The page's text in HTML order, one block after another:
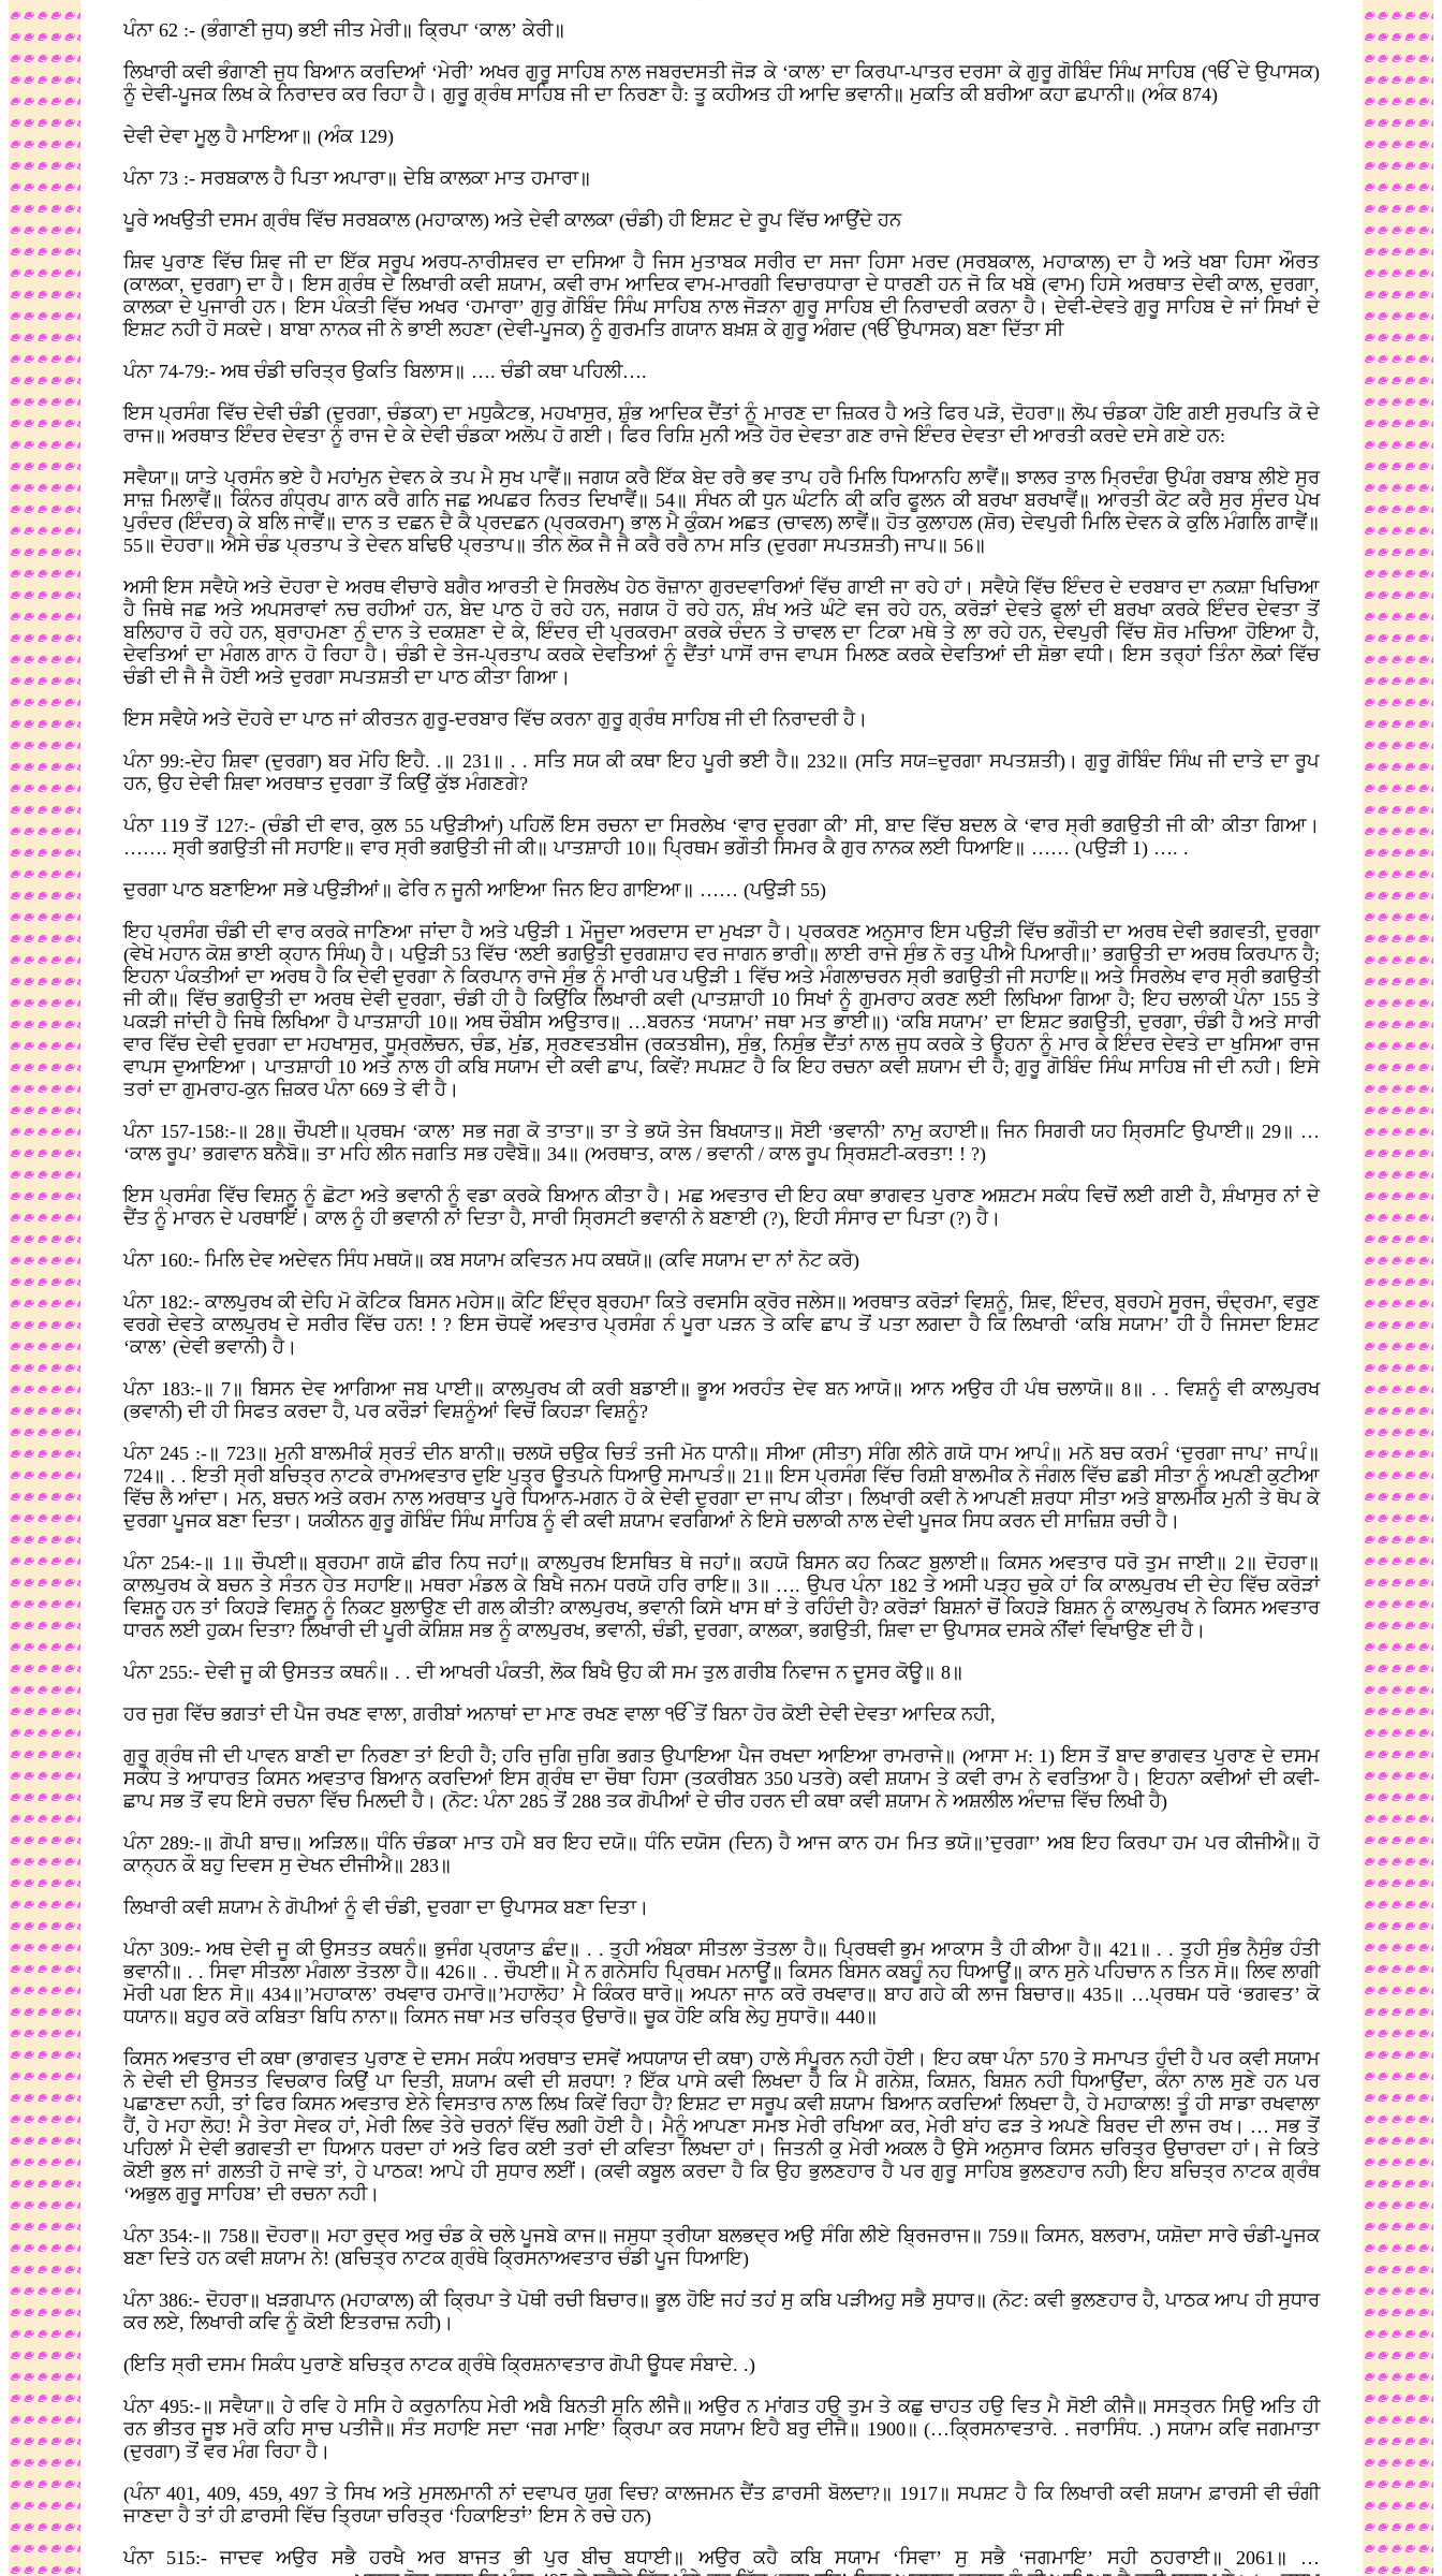
ਪੰਨਾ 62 :- (ਭੰਗਾਣੀ ਜੁਧ) ਭਈ ਜੀਤ ਮੇਰੀ॥ ਕ੍ਰਿਪਾ ‘ਕਾਲ’ ਕੇਰੀ॥
ਲਿਖਾਰੀ ਕਵੀ ਭੰਗਾਣੀ ਜੁਧ ਬਿਆਨ ਕਰਦਿਆਂ ‘ਮੇਰੀ’ ਅਖਰ ਗੁਰੂ ਸਾਹਿਬ ਨਾਲ ਜਬਰਦਸਤੀ ਜੋੜ ਕੇ ‘ਕਾਲ’ ਦਾ ਕਿਰਪਾ-ਪਾਤਰ ਦਰਸਾ ਕੇ ਗੁਰੂ ਗੋਬਿੰਦ ਸਿੰਘ ਸਾਹਿਬ (ੴ ਦੇ ਉਪਾਸਕ)
ਨੂੰ ਦੇਵੀ-ਪੂਜਕ ਲਿਖ ਕੇ ਨਿਰਾਦਰ ਕਰ ਰਿਹਾ ਹੈ। ਗੁਰੂ ਗ੍ਰੰਥ ਸਾਹਿਬ ਜੀ ਦਾ ਨਿਰਣਾ ਹੈ: ਤੂ ਕਹੀਅਤ ਹੀ ਆਦਿ ਭਵਾਨੀ॥ ਮੁਕਤਿ ਕੀ ਬਰੀਆ ਕਹਾ ਛਪਾਨੀ॥ (ਅੰਕ 874)
ਦੇਵੀ ਦੇਵਾ ਮੂਲੁ ਹੈ ਮਾਇਆ॥ (ਅੰਕ 129)
ਪੰਨਾ 73 :- ਸਰਬਕਾਲ ਹੈ ਪਿਤਾ ਅਪਾਰਾ॥ ਦੇਬਿ ਕਾਲਕਾ ਮਾਤ ਹਮਾਰਾ॥
ਪੂਰੇ ਅਖਉਤੀ ਦਸਮ ਗ੍ਰੰਥ ਵਿੱਚ ਸਰਬਕਾਲ (ਮਹਾਕਾਲ) ਅਤੇ ਦੇਵੀ ਕਾਲਕਾ (ਚੰਡੀ) ਹੀ ਇਸ਼ਟ ਦੇ ਰੂਪ ਵਿੱਚ ਆਉਂਦੇ ਹਨ
ਸ਼ਿਵ ਪੁਰਾਣ ਵਿੱਚ ਸ਼ਿਵ ਜੀ ਦਾ ਇੱਕ ਸਰੂਪ ਅਰਧ-ਨਾਰੀਸ਼ਵਰ ਦਾ ਦਸਿਆ ਹੈ ਜਿਸ ਮੁਤਾਬਕ ਸਰੀਰ ਦਾ ਸਜਾ ਹਿਸਾ ਮਰਦ (ਸਰਬਕਾਲ, ਮਹਾਕਾਲ) ਦਾ ਹੈ ਅਤੇ ਖਬਾ ਹਿਸਾ ਔਰਤ
(ਕਾਲਕਾ, ਦੁਰਗਾ) ਦਾ ਹੈ। ਇਸ ਗ੍ਰੰਥ ਦੇ ਲਿਖਾਰੀ ਕਵੀ ਸ਼ਯਾਮ, ਕਵੀ ਰਾਮ ਆਦਿਕ ਵਾਮ-ਮਾਰਗੀ ਵਿਚਾਰਧਾਰਾ ਦੇ ਧਾਰਣੀ ਹਨ ਜੋ ਕਿ ਖਬੇ (ਵਾਮ) ਹਿਸੇ ਅਰਥਾਤ ਦੇਵੀ ਕਾਲ, ਦੁਰਗਾ,
ਕਾਲਕਾ ਦੇ ਪੁਜਾਰੀ ਹਨ। ਇਸ ਪੰਕਤੀ ਵਿੱਚ ਅਖਰ ‘ਹਮਾਰਾ’ ਗੁਰੁ ਗੋਬਿੰਦ ਸਿੰਘ ਸਾਹਿਬ ਨਾਲ ਜੋੜਨਾ ਗੁਰੂ ਸਾਹਿਬ ਦੀ ਨਿਰਾਦਰੀ ਕਰਨਾ ਹੈ। ਦੇਵੀ-ਦੇਵਤੇ ਗੁਰੂ ਸਾਹਿਬ ਦੇ ਜਾਂ ਸਿਖਾਂ ਦੇ
ਇਸ਼ਟ ਨਹੀ ਹੋ ਸਕਦੇ। ਬਾਬਾ ਨਾਨਕ ਜੀ ਨੇ ਭਾਈ ਲਹਣਾ (ਦੇਵੀ-ਪੂਜਕ) ਨੂੰ ਗੁਰਮਤਿ ਗਯਾਨ ਬਖ਼ਸ਼ ਕੇ ਗੁਰੂ ਅੰਗਦ (ੴ ਉਪਾਸਕ) ਬਣਾ ਦਿੱਤਾ ਸੀ
ਪੰਨਾ 74-79:- ਅਥ ਚੰਡੀ ਚਰਿਤ੍ਰ ਉਕਤਿ ਬਿਲਾਸ॥ …. ਚੰਡੀ ਕਥਾ ਪਹਿਲੀ….
ਇਸ ਪ੍ਰਸੰਗ ਵਿੱਚ ਦੇਵੀ ਚੰਡੀ (ਦੁਰਗਾ, ਚੰਡਕਾ) ਦਾ ਮਧੁਕੈਟਭ, ਮਹਖਾਸੁਰ, ਸ਼ੁੰਭ ਆਦਿਕ ਦੈਂਤਾਂ ਨੂੰ ਮਾਰਣ ਦਾ ਜ਼ਿਕਰ ਹੈ ਅਤੇ ਫਿਰ ਪੜੋ, ਦੋਹਰਾ॥ ਲੋਪ ਚੰਡਕਾ ਹੋਇ ਗਈ ਸੁਰਪਤਿ ਕੋ ਦੇ
ਰਾਜ॥ ਅਰਥਾਤ ਇੰਦਰ ਦੇਵਤਾ ਨੂੰ ਰਾਜ ਦੇ ਕੇ ਦੇਵੀ ਚੰਡਕਾ ਅਲੋਪ ਹੋ ਗਈ। ਫਿਰ ਰਿਸ਼ਿ ਮੁਨੀ ਅਤੇ ਹੋਰ ਦੇਵਤਾ ਗਣ ਰਾਜੇ ਇੰਦਰ ਦੇਵਤਾ ਦੀ ਆਰਤੀ ਕਰਦੇ ਦਸੇ ਗਏ ਹਨ:
ਸਵੈਯਾ॥ ਯਾਤੇ ਪ੍ਰਸੰਨ ਭਏ ਹੈ ਮਹਾਂਮੁਨ ਦੇਵਨ ਕੇ ਤਪ ਮੈ ਸੁਖ ਪਾਵੈਂ॥ ਜਗਯ ਕਰੈ ਇੱਕ ਬੇਦ ਰਰੈ ਭਵ ਤਾਪ ਹਰੈ ਮਿਲਿ ਧਿਆਨਹਿ ਲਾਵੈਂ॥ ਝਾਲਰ ਤਾਲ ਮ੍ਰਿਦੰਗ ਉਪੰਗ ਰਬਾਬ ਲੀਏ ਸੁਰ
ਸਾਜ਼ ਮਿਲਾਵੈਂ॥ ਕਿੰਨਰ ਗੰਧ੍ਰਪ ਗਾਨ ਕਰੈ ਗਨਿ ਜਛ ਅਪਛਰ ਨਿਰਤ ਦਿਖਾਵੈਂ॥ 54॥ ਸੰਖਨ ਕੀ ਧੁਨ ਘੰਟਨਿ ਕੀ ਕਰਿ ਫੂਲਨ ਕੀ ਬਰਖਾ ਬਰਖਾਵੈਂ॥ ਆਰਤੀ ਕੋਟ ਕਰੈ ਸੁਰ ਸੁੰਦਰ ਪੇਖ
ਪੁਰੰਦਰ (ਇੰਦਰ) ਕੇ ਬਲਿ ਜਾਵੈਂ॥ ਦਾਨ ਤ ਦਛਨ ਦੈ ਕੈ ਪ੍ਰਦਛਨ (ਪ੍ਰਕਰਮਾ) ਭਾਲ ਮੈ ਕੁੰਕਮ ਅਛਤ (ਚਾਵਲ) ਲਾਵੈਂ॥ ਹੋਤ ਕੁਲਾਹਲ (ਸ਼ੋਰ) ਦੇਵਪੁਰੀ ਮਿਲਿ ਦੇਵਨ ਕੇ ਕੁਲਿ ਮੰਗਲਿ ਗਾਵੈਂ॥
55॥ ਦੋਹਰਾ॥ ਐਸੇ ਚੰਡ ਪ੍ਰਤਾਪ ਤੇ ਦੇਵਨ ਬਢਿੳ ਪ੍ਰਤਾਪ॥ ਤੀਨ ਲੋਕ ਜੈ ਜੈ ਕਰੈ ਰਰੈ ਨਾਮ ਸਤਿ (ਦੁਰਗਾ ਸਪਤਸ਼ਤੀ) ਜਾਪ॥ 56॥
ਅਸੀ ਇਸ ਸਵੈਯੇ ਅਤੇ ਦੋਹਰਾ ਦੇ ਅਰਥ ਵੀਚਾਰੇ ਬਗੈਰ ਆਰਤੀ ਦੇ ਸਿਰਲੇਖ ਹੇਠ ਰੋਜ਼ਾਨਾ ਗੁਰਦਵਾਰਿਆਂ ਵਿੱਚ ਗਾਈ ਜਾ ਰਹੇ ਹਾਂ। ਸਵੈਯੇ ਵਿੱਚ ਇੰਦਰ ਦੇ ਦਰਬਾਰ ਦਾ ਨਕਸ਼ਾ ਖਿਚਿਆ
ਹੈ ਜਿਥੇ ਜਛ ਅਤੇ ਅਪਸਰਾਵਾਂ ਨਚ ਰਹੀਆਂ ਹਨ, ਬੇਦ ਪਾਠ ਹੋ ਰਹੇ ਹਨ, ਜਗਯ ਹੋ ਰਹੇ ਹਨ, ਸ਼ੰਖ ਅਤੇ ਘੰਟੇ ਵਜ ਰਹੇ ਹਨ, ਕਰੋੜਾਂ ਦੇਵਤੇ ਫੁਲਾਂ ਦੀ ਬਰਖਾ ਕਰਕੇ ਇੰਦਰ ਦੇਵਤਾ ਤੋਂ
ਬਲਿਹਾਰ ਹੋ ਰਹੇ ਹਨ, ਬ੍ਰਾਹਮਣਾ ਨੁੰ ਦਾਨ ਤੇ ਦਕਸ਼ਣਾ ਦੇ ਕੇ, ਇੰਦਰ ਦੀ ਪ੍ਰਕਰਮਾ ਕਰਕੇ ਚੰਦਨ ਤੇ ਚਾਵਲ ਦਾ ਟਿਕਾ ਮਥੇ ਤੇ ਲਾ ਰਹੇ ਹਨ, ਦੇਵਪੁਰੀ ਵਿੱਚ ਸ਼ੋਰ ਮਚਿਆ ਹੋਇਆ ਹੈ,
ਦੇਵਤਿਆਂ ਦਾ ਮੰਗਲ ਗਾਨ ਹੋ ਰਿਹਾ ਹੈ। ਚੰਡੀ ਦੇ ਤੇਜ-ਪ੍ਰਤਾਪ ਕਰਕੇ ਦੇਵਤਿਆਂ ਨੂੰ ਦੈਂਤਾਂ ਪਾਸੋਂ ਰਾਜ ਵਾਪਸ ਮਿਲਣ ਕਰਕੇ ਦੇਵਤਿਆਂ ਦੀ ਸ਼ੋਭਾ ਵਧੀ। ਇਸ ਤਰ੍ਹਾਂ ਤਿੰਨਾ ਲੋਕਾਂ ਵਿੱਚ
ਚੰਡੀ ਦੀ ਜੈ ਜੈ ਹੋਈ ਅਤੇ ਦੁਰਗਾ ਸਪਤਸ਼ਤੀ ਦਾ ਪਾਠ ਕੀਤਾ ਗਿਆ।
ਇਸ ਸਵੈਯੇ ਅਤੇ ਦੋਹਰੇ ਦਾ ਪਾਠ ਜਾਂ ਕੀਰਤਨ ਗੁਰੂ-ਦਰਬਾਰ ਵਿੱਚ ਕਰਨਾ ਗੁਰੂ ਗ੍ਰੰਥ ਸਾਹਿਬ ਜੀ ਦੀ ਨਿਰਾਦਰੀ ਹੈ।
ਪੰਨਾ 99:-ਦੇਹ ਸ਼ਿਵਾ (ਦੁਰਗਾ) ਬਰ ਮੋਹਿ ਇਹੈ. .॥ 231॥ . . ਸਤਿ ਸਯ ਕੀ ਕਥਾ ਇਹ ਪੂਰੀ ਭਈ ਹੈ॥ 232॥ (ਸਤਿ ਸਯ=ਦੁਰਗਾ ਸਪਤਸ਼ਤੀ)। ਗੁਰੂ ਗੋਬਿੰਦ ਸਿੰਘ ਜੀ ਦਾਤੇ ਦਾ ਰੂਪ
ਹਨ, ਉਹ ਦੇਵੀ ਸ਼ਿਵਾ ਅਰਥਾਤ ਦੁਰਗਾ ਤੋਂ ਕਿਉਂ ਕੁੱਝ ਮੰਗਣਗੇ?
ਪੰਨਾ 119 ਤੋਂ 127:- (ਚੰਡੀ ਦੀ ਵਾਰ, ਕੁਲ 55 ਪਉੜੀਆਂ) ਪਹਿਲੋਂ ਇਸ ਰਚਨਾ ਦਾ ਸਿਰਲੇਖ ‘ਵਾਰ ਦੁਰਗਾ ਕੀ’ ਸੀ, ਬਾਦ ਵਿੱਚ ਬਦਲ ਕੇ ‘ਵਾਰ ਸ੍ਰੀ ਭਗਉਤੀ ਜੀ ਕੀ’ ਕੀਤਾ ਗਿਆ।
……. ਸ੍ਰੀ ਭਗਉਤੀ ਜੀ ਸਹਾਇ॥ ਵਾਰ ਸ੍ਰੀ ਭਗਉਤੀ ਜੀ ਕੀ॥ ਪਾਤਸ਼ਾਹੀ 10॥ ਪ੍ਰਿਥਮ ਭਗੌਤੀ ਸਿਮਰ ਕੈ ਗੁਰ ਨਾਨਕ ਲਈ ਧਿਆਇ॥ …… (ਪਉੜੀ 1) …. .
ਦੁਰਗਾ ਪਾਠ ਬਣਾਇਆ ਸਭੇ ਪਉੜੀਆਂ॥ ਫੇਰਿ ਨ ਜੂਨੀ ਆਇਆ ਜਿਨ ਇਹ ਗਾਇਆ॥ …… (ਪਉੜੀ 55)
ਇਹ ਪ੍ਰਸੰਗ ਚੰਡੀ ਦੀ ਵਾਰ ਕਰਕੇ ਜਾਣਿਆ ਜਾਂਦਾ ਹੈ ਅਤੇ ਪਉੜੀ 1 ਮੌਜੂਦਾ ਅਰਦਾਸ ਦਾ ਮੁਖੜਾ ਹੈ। ਪ੍ਰਕਰਣ ਅਨੁਸਾਰ ਇਸ ਪਉੜੀ ਵਿੱਚ ਭਗੌਤੀ ਦਾ ਅਰਥ ਦੇਵੀ ਭਗਵਤੀ, ਦੁਰਗਾ
(ਵੇਖੋ ਮਹਾਨ ਕੋਸ਼ ਭਾਈ ਕ੍ਹਾਨ ਸਿੰਘ) ਹੈ। ਪਉੜੀ 53 ਵਿੱਚ ‘ਲਈ ਭਗਉਤੀ ਦੁਰਗਸ਼ਾਹ ਵਰ ਜਾਗਨ ਭਾਰੀ॥ ਲਾਈ ਰਾਜੇ ਸੁੰਭ ਨੋ ਰਤੁ ਪੀਐ ਪਿਆਰੀ॥’ ਭਗਉਤੀ ਦਾ ਅਰਥ ਕਿਰਪਾਨ ਹੈ;
ਇਹਨਾ ਪੰਕਤੀਆਂ ਦਾ ਅਰਥ ਹੈ ਕਿ ਦੇਵੀ ਦੁਰਗਾ ਨੇ ਕਿਰਪਾਨ ਰਾਜੇ ਸੁੰਭ ਨੂੰ ਮਾਰੀ ਪਰ ਪਉੜੀ 1 ਵਿੱਚ ਅਤੇ ਮੰਗਲਾਚਰਨ ਸ੍ਰੀ ਭਗਉਤੀ ਜੀ ਸਹਾਇ॥ ਅਤੇ ਸਿਰਲੇਖ ਵਾਰ ਸ੍ਰੀ ਭਗਉਤੀ
ਜੀ ਕੀ॥ ਵਿੱਚ ਭਗਉਤੀ ਦਾ ਅਰਥ ਦੇਵੀ ਦੁਰਗਾ, ਚੰਡੀ ਹੀ ਹੈ ਕਿਉਂਕਿ ਲਿਖਾਰੀ ਕਵੀ (ਪਾਤਸ਼ਾਹੀ 10 ਸਿਖਾਂ ਨੂੰ ਗੁਮਰਾਹ ਕਰਣ ਲਈ ਲਿਖਿਆ ਗਿਆ ਹੈ; ਇਹ ਚਲਾਕੀ ਪੰਨਾ 155 ਤੇ
ਪਕੜੀ ਜਾਂਦੀ ਹੈ ਜਿਥੇ ਲਿਖਿਆ ਹੈ ਪਾਤਸ਼ਾਹੀ 10॥ ਅਥ ਚੌਬੀਸ ਅਉਤਾਰ॥ …ਬਰਨਤ ‘ਸਯਾਮ’ ਜਥਾ ਮਤ ਭਾਈ॥) ‘ਕਬਿ ਸਯਾਮ’ ਦਾ ਇਸ਼ਟ ਭਗਉਤੀ, ਦੁਰਗਾ, ਚੰਡੀ ਹੈ ਅਤੇ ਸਾਰੀ
ਵਾਰ ਵਿੱਚ ਦੇਵੀ ਦੁਰਗਾ ਦਾ ਮਹਖਾਸੁਰ, ਧੂਮ੍ਰਲੋਚਨ, ਚੰਡ, ਮੁਂਡ, ਸ੍ਰਣਵਤਬੀਜ (ਰਕਤਬੀਜ), ਸੁੰਭ, ਨਿਸੁੰਭ ਦੈਂਤਾਂ ਨਾਲ ਜੁਧ ਕਰਕੇ ਤੇ ਉਹਨਾ ਨੂੰ ਮਾਰ ਕੇ ਇੰਦਰ ਦੇਵਤੇ ਦਾ ਖੁਸਿਆ ਰਾਜ
ਵਾਪਸ ਦੁਆਇਆ। ਪਾਤਸ਼ਾਹੀ 10 ਅਤੇ ਨਾਲ ਹੀ ਕਬਿ ਸਯਾਮ ਦੀ ਕਵੀ ਛਾਪ, ਕਿਵੇਂ? ਸਪਸ਼ਟ ਹੈ ਕਿ ਇਹ ਰਚਨਾ ਕਵੀ ਸ਼ਯਾਮ ਦੀ ਹੈ; ਗੁਰੂ ਗੋਬਿੰਦ ਸਿੰਘ ਸਾਹਿਬ ਜੀ ਦੀ ਨਹੀ। ਇਸੇ
ਤਰਾਂ ਦਾ ਗੁਮਰਾਹ-ਕੁਨ ਜ਼ਿਕਰ ਪੰਨਾ 669 ਤੇ ਵੀ ਹੈ।
ਪੰਨਾ 157-158:-॥ 28॥ ਚੌਪਈ॥ ਪ੍ਰਥਮ ‘ਕਾਲ’ ਸਭ ਜਗ ਕੋ ਤਾਤਾ॥ ਤਾ ਤੇ ਭਯੋ ਤੇਜ ਬਿਖਯਾਤ॥ ਸੋਈ ‘ਭਵਾਨੀ’ ਨਾਮੁ ਕਹਾਈ॥ ਜਿਨ ਸਿਗਰੀ ਯਹ ਸ੍ਰਿਸਟਿ ਉਪਾਈ॥ 29॥ …
‘ਕਾਲ ਰੂਪ’ ਭਗਵਾਨ ਬਨੈਬੋ॥ ਤਾ ਮਹਿ ਲੀਨ ਜਗਤਿ ਸਭ ਹਵੈਬੋ॥ 34॥ (ਅਰਥਾਤ, ਕਾਲ / ਭਵਾਨੀ / ਕਾਲ ਰੂਪ ਸ੍ਰਿਸ਼ਟੀ-ਕਰਤਾ! ! ?)
ਇਸ ਪ੍ਰਸੰਗ ਵਿੱਚ ਵਿਸ਼ਨੂ ਨੂੰ ਛੋਟਾ ਅਤੇ ਭਵਾਨੀ ਨੂੰ ਵਡਾ ਕਰਕੇ ਬਿਆਨ ਕੀਤਾ ਹੈ। ਮਛ ਅਵਤਾਰ ਦੀ ਇਹ ਕਥਾ ਭਾਗਵਤ ਪੁਰਾਣ ਅਸ਼ਟਮ ਸਕੰਧ ਵਿਚੋਂ ਲਈ ਗਈ ਹੈ, ਸ਼ੰਖਾਸੁਰ ਨਾਂ ਦੇ
ਦੈਂਤ ਨੂੰ ਮਾਰਨ ਦੇ ਪਰਥਾਇਂ। ਕਾਲ ਨੂੰ ਹੀ ਭਵਾਨੀ ਨਾਂ ਦਿਤਾ ਹੈ, ਸਾਰੀ ਸ੍ਰਿਸਟੀ ਭਵਾਨੀ ਨੇ ਬਣਾਈ (?), ਇਹੀ ਸੰਸਾਰ ਦਾ ਪਿਤਾ (?) ਹੈ।
ਪੰਨਾ 160:- ਮਿਲਿ ਦੇਵ ਅਦੇਵਨ ਸਿੰਧ ਮਥਯੋ॥ ਕਬ ਸਯਾਮ ਕਵਿਤਨ ਮਧ ਕਥਯੋ॥ (ਕਵਿ ਸਯਾਮ ਦਾ ਨਾਂ ਨੋਟ ਕਰੋ)
ਪੰਨਾ 182:- ਕਾਲਪੁਰਖ ਕੀ ਦੇਹਿ ਮੋ ਕੋਟਿਕ ਬਿਸਨ ਮਹੇਸ॥ ਕੋਟਿ ਇੰਦ੍ਰ ਬ੍ਰਹਮਾ ਕਿਤੇ ਰਵਸਸਿ ਕ੍ਰੋਰ ਜਲੇਸ॥ ਅਰਥਾਤ ਕਰੋੜਾਂ ਵਿਸ਼ਨੂੰ, ਸ਼ਿਵ, ਇੰਦਰ, ਬ੍ਰਹਮੇ ਸੂਰਜ, ਚੰਦ੍ਰਮਾ, ਵਰੁਣ
ਵਰਗੇ ਦੇਵਤੇ ਕਾਲਪੁਰਖ ਦੇ ਸਰੀਰ ਵਿੱਚ ਹਨ! ! ? ਇਸ ਚੋਧਵੇਂ ਅਵਤਾਰ ਪ੍ਰਸੰਗ ਨੰ ਪੂਰਾ ਪੜਨ ਤੇ ਕਵਿ ਛਾਪ ਤੋਂ ਪਤਾ ਲਗਦਾ ਹੈ ਕਿ ਲਿਖਾਰੀ ‘ਕਬਿ ਸਯਾਮ’ ਹੀ ਹੈ ਜਿਸਦਾ ਇਸ਼ਟ
‘ਕਾਲ’ (ਦੇਵੀ ਭਵਾਨੀ) ਹੈ।
ਪੰਨਾ 183:-॥ 7॥ ਬਿਸਨ ਦੇਵ ਆਗਿਆ ਜਬ ਪਾਈ॥ ਕਾਲਪੁਰਖ ਕੀ ਕਰੀ ਬਡਾਈ॥ ਭੂਅ ਅਰਹੰਤ ਦੇਵ ਬਨ ਆਯੋ॥ ਆਨ ਅਉਰ ਹੀ ਪੰਥ ਚਲਾਯੋ॥ 8॥ . . ਵਿਸ਼ਨੂੰ ਵੀ ਕਾਲਪੁਰਖ
(ਭਵਾਨੀ) ਦੀ ਹੀ ਸਿਫਤ ਕਰਦਾ ਹੈ, ਪਰ ਕਰੌੜਾਂ ਵਿਸ਼ਨੂੰਆਂ ਵਿਚੋਂ ਕਿਹੜਾ ਵਿਸ਼ਨੂੰ?
ਪੰਨਾ 245 :-॥ 723॥ ਮੁਨੀ ਬਾਲਮੀਕੰ ਸ੍ਰਤੰ ਦੀਨ ਬਾਨੀ॥ ਚਲਯੋ ਚਉਕ ਚਿਤੰ ਤਜੀ ਮੋਨ ਧਾਨੀ॥ ਸੀਆ (ਸੀਤਾ) ਸੰਗਿ ਲੀਨੇ ਗਯੋ ਧਾਮ ਆਪੰ॥ ਮਨੋ ਬਚ ਕਰਮੰ ‘ਦੁਰਗਾ ਜਾਪ’ ਜਾਪੰ॥
724॥ . . ਇਤੀ ਸ੍ਰੀ ਬਚਿਤ੍ਰ ਨਾਟਕੇ ਰਾਮਅਵਤਾਰ ਦੁਇ ਪੁਤ੍ਰ ਊਤਪਨੇ ਧਿਆਉ ਸਮਾਪਤੰ॥ 21॥ ਇਸ ਪ੍ਰਸੰਗ ਵਿੱਚ ਰਿਸ਼ੀ ਬਾਲਮੀਕ ਨੇ ਜੰਗਲ ਵਿੱਚ ਛਡੀ ਸੀਤਾ ਨੂੰ ਅਪਣੀ ਕੁਟੀਆ
ਵਿੱਚ ਲੈ ਆਂਦਾ। ਮਨ, ਬਚਨ ਅਤੇ ਕਰਮ ਨਾਲ ਅਰਥਾਤ ਪੂਰੇ ਧਿਆਨ-ਮਗਨ ਹੋ ਕੇ ਦੇਵੀ ਦੁਰਗਾ ਦਾ ਜਾਪ ਕੀਤਾ। ਲਿਖਾਰੀ ਕਵੀ ਨੇ ਆਪਣੀ ਸ਼ਰਧਾ ਸੀਤਾ ਅਤੇ ਬਾਲਮੀਕ ਮੁਨੀ ਤੇ ਥੋਪ ਕੇ
ਦੁਰਗਾ ਪੂਜਕ ਬਣਾ ਦਿਤਾ। ਯਕੀਨਨ ਗੁਰੂ ਗੋਬਿੰਦ ਸਿੰਘ ਸਾਹਿਬ ਨੂੰ ਵੀ ਕਵੀ ਸ਼ਯਾਮ ਵਰਗਿਆਂ ਨੇ ਇਸੇ ਚਲਾਕੀ ਨਾਲ ਦੇਵੀ ਪੂਜਕ ਸਿਧ ਕਰਨ ਦੀ ਸਾਜ਼ਿਸ਼ ਰਚੀ ਹੈ।
ਪੰਨਾ 254:-॥ 1॥ ਚੌਪਈ॥ ਬ੍ਰਹਮਾ ਗਯੋ ਛੀਰ ਨਿਧ ਜਹਾਂ॥ ਕਾਲਪੁਰਖ ਇਸਥਿਤ ਥੇ ਜਹਾਂ॥ ਕਹਯੋ ਬਿਸਨ ਕਹ ਨਿਕਟ ਬੁਲਾਈ॥ ਕਿਸਨ ਅਵਤਾਰ ਧਰੋ ਤੁਮ ਜਾਈ॥ 2॥ ਦੋਹਰਾ॥
ਕਾਲਪੁਰਖ ਕੇ ਬਚਨ ਤੇ ਸੰਤਨ ਹੇਤ ਸਹਾਇ॥ ਮਥਰਾ ਮੰਡਲ ਕੇ ਬਿਖੈ ਜਨਮ ਧਰਯੋ ਹਰਿ ਰਾਇ॥ 3॥ …. ਉਪਰ ਪੰਨਾ 182 ਤੇ ਅਸੀ ਪੜ੍ਹ ਚੁਕੇ ਹਾਂ ਕਿ ਕਾਲਪੁਰਖ ਦੀ ਦੇਹ ਵਿੱਚ ਕਰੋੜਾਂ
ਵਿਸ਼ਨੂ ਹਨ ਤਾਂ ਕਿਹੜੇ ਵਿਸ਼ਨੂ ਨੂੰ ਨਿਕਟ ਬੁਲਾਉਣ ਦੀ ਗਲ ਕੀਤੀ? ਕਾਲਪੁਰਖ, ਭਵਾਨੀ ਕਿਸੇ ਖਾਸ ਥਾਂ ਤੇ ਰਹਿੰਦੀ ਹੈ? ਕਰੋੜਾਂ ਬਿਸ਼ਨਾਂ ਚੋਂ ਕਿਹੜੇ ਬਿਸ਼ਨ ਨੂੰ ਕਾਲਪੁਰਖ ਨੇ ਕਿਸਨ ਅਵਤਾਰ
ਧਾਰਨ ਲਈ ਹੁਕਮ ਦਿਤਾ? ਲਿਖਾਰੀ ਦੀ ਪੂਰੀ ਕੋਸ਼ਿਸ਼ ਸਭ ਨੂੰ ਕਾਲਪੁਰਖ, ਭਵਾਨੀ, ਚੰਡੀ, ਦੁਰਗਾ, ਕਾਲਕਾ, ਭਗਉਤੀ, ਸ਼ਿਵਾ ਦਾ ਉਪਾਸਕ ਦਸਕੇ ਨੀਂਵਾਂ ਵਿਖਾਉਣ ਦੀ ਹੈ।
ਪੰਨਾ 255:- ਦੇਵੀ ਜੂ ਕੀ ਉਸਤਤ ਕਥਨੰ॥ . . ਦੀ ਆਖਰੀ ਪੰਕਤੀ, ਲੋਕ ਬਿਖੈ ਉਹ ਕੀ ਸਮ ਤੁਲ ਗਰੀਬ ਨਿਵਾਜ ਨ ਦੂਸਰ ਕੋਊ॥ 8॥
ਹਰ ਜੁਗ ਵਿੱਚ ਭਗਤਾਂ ਦੀ ਪੈਜ ਰਖਣ ਵਾਲਾ, ਗਰੀਬਾਂ ਅਨਾਥਾਂ ਦਾ ਮਾਣ ਰਖਣ ਵਾਲਾ ੴ ਤੋਂ ਬਿਨਾ ਹੋਰ ਕੋਈ ਦੇਵੀ ਦੇਵਤਾ ਆਦਿਕ ਨਹੀ,
ਗੁਰੂ ਗ੍ਰੰਥ ਜੀ ਦੀ ਪਾਵਨ ਬਾਣੀ ਦਾ ਨਿਰਣਾ ਤਾਂ ਇਹੀ ਹੈ; ਹਰਿ ਜੁਗਿ ਜੁਗਿ ਭਗਤ ਉਪਾਇਆ ਪੈਜ ਰਖਦਾ ਆਇਆ ਰਾਮਰਾਜੇ॥ (ਆਸਾ ਮ: 1) ਇਸ ਤੋਂ ਬਾਦ ਭਾਗਵਤ ਪੁਰਾਣ ਦੇ ਦਸਮ
ਸਕੰਧ ਤੇ ਆਧਾਰਤ ਕਿਸਨ ਅਵਤਾਰ ਬਿਆਨ ਕਰਦਿਆਂ ਇਸ ਗ੍ਰੰਥ ਦਾ ਚੌਥਾ ਹਿਸਾ (ਤਕਰੀਬਨ 350 ਪਤਰੇ) ਕਵੀ ਸ਼ਯਾਮ ਤੇ ਕਵੀ ਰਾਮ ਨੇ ਵਰਤਿਆ ਹੈ। ਇਹਨਾ ਕਵੀਆਂ ਦੀ ਕਵੀ-
ਛਾਪ ਸਭ ਤੋਂ ਵਧ ਇਸੇ ਰਚਨਾ ਵਿੱਚ ਮਿਲਦੀ ਹੈ। (ਨੋਟ: ਪੰਨਾ 285 ਤੋਂ 288 ਤਕ ਗੋਪੀਆਂ ਦੇ ਚੀਰ ਹਰਨ ਦੀ ਕਥਾ ਕਵੀ ਸ਼ਯਾਮ ਨੇ ਅਸ਼ਲੀਲ ਅੰਦਾਜ਼ ਵਿੱਚ ਲਿਖੀ ਹੈ)
ਪੰਨਾ 289:-॥ ਗੋਪੀ ਬਾਚ॥ ਅੜਿਲ॥ ਧੰਨਿ ਚੰਡਕਾ ਮਾਤ ਹਮੈ ਬਰ ਇਹ ਦਯੋ॥ ਧੰਨਿ ਦਯੋਸ (ਦਿਨ) ਹੈ ਆਜ ਕਾਨ ਹਮ ਮਿਤ ਭਯੋ॥’ਦੁਰਗਾ’ ਅਬ ਇਹ ਕਿਰਪਾ ਹਮ ਪਰ ਕੀਜੀਐ॥ ਹੋ
ਕਾਨ੍ਹਨ ਕੌ ਬਹੁ ਦਿਵਸ ਸੁ ਦੇਖਨ ਦੀਜੀਐ॥ 283॥
ਲਿਖਾਰੀ ਕਵੀ ਸ਼ਯਾਮ ਨੇ ਗੋਪੀਆਂ ਨੂੰ ਵੀ ਚੰਡੀ, ਦੁਰਗਾ ਦਾ ਉਪਾਸਕ ਬਣਾ ਦਿਤਾ।
ਪੰਨਾ 309:- ਅਥ ਦੇਵੀ ਜੂ ਕੀ ਉਸਤਤ ਕਥਨੰ॥ ਭੁਜੰਗ ਪ੍ਰਯਾਤ ਛੰਦ॥ . . ਤੁਹੀ ਅੰਬਕਾ ਸੀਤਲਾ ਤੋਤਲਾ ਹੈ॥ ਪ੍ਰਿਥਵੀ ਭੁਮ ਆਕਾਸ ਤੈ ਹੀ ਕੀਆ ਹੈ॥ 421॥ . . ਤੁਹੀ ਸੁੰਭ ਨੈਸੁੰਭ ਹੰਤੀ
ਭਵਾਨੀ॥ . . ਸਿਵਾ ਸੀਤਲਾ ਮੰਗਲਾ ਤੋਤਲਾ ਹੈ॥ 426॥ . . ਚੌਪਈ॥ ਮੈ ਨ ਗਨੇਸਹਿ ਪ੍ਰਿਥਮ ਮਨਾਊਂ॥ ਕਿਸਨ ਬਿਸਨ ਕਬਹੂੰ ਨਹ ਧਿਆਊਂ॥ ਕਾਨ ਸੁਨੇ ਪਹਿਚਾਨ ਨ ਤਿਨ ਸੋ॥ ਲਿਵ ਲਾਗੀ
ਮੋਰੀ ਪਗ ਇਨ ਸੋ॥ 434॥’ਮਹਾਕਾਲ’ ਰਖਵਾਰ ਹਮਾਰੋ॥’ਮਹਾਲੋਹ’ ਮੈ ਕਿੰਕਰ ਥਾਰੋ॥ ਅਪਨਾ ਜਾਨ ਕਰੋ ਰਖਵਾਰ॥ ਬਾਹ ਗਹੇ ਕੀ ਲਾਜ ਬਿਚਾਰ॥ 435॥ …ਪ੍ਰਥਮ ਧਰੋ ‘ਭਗਵਤ’ ਕੋ
ਧਯਾਨ॥ ਬਹੁਰ ਕਰੋ ਕਬਿਤਾ ਬਿਧਿ ਨਾਨਾ॥ ਕਿਸਨ ਜਥਾ ਮਤ ਚਰਿਤ੍ਰ ਉਚਾਰੋ॥ ਚੂਕ ਹੋਇ ਕਬਿ ਲੇਹੁ ਸੁਧਾਰੋ॥ 440॥
ਕਿਸਨ ਅਵਤਾਰ ਦੀ ਕਥਾ (ਭਾਗਵਤ ਪੁਰਾਣ ਦੇ ਦਸਮ ਸਕੰਧ ਅਰਥਾਤ ਦਸਵੇਂ ਅਧਯਾਯ ਦੀ ਕਥਾ) ਹਾਲੇ ਸੰਪੂਰਨ ਨਹੀ ਹੋਈ। ਇਹ ਕਥਾ ਪੰਨਾ 570 ਤੇ ਸਮਾਪਤ ਹੁੰਦੀ ਹੈ ਪਰ ਕਵੀ ਸਯਾਮ
ਨੇ ਦੇਵੀ ਦੀ ਉਸਤਤ ਵਿਚਕਾਰ ਕਿਉਂ ਪਾ ਦਿਤੀ, ਸ਼ਯਾਮ ਕਵੀ ਦੀ ਸ਼ਰਧਾ! ? ਇੱਕ ਪਾਸੇ ਕਵੀ ਲਿਖਦਾ ਹੈ ਕਿ ਮੈ ਗਨੇਸ਼, ਕਿਸ਼ਨ, ਬਿਸ਼ਨ ਨਹੀ ਧਿਆਉਂਦਾ, ਕੰਨਾ ਨਾਲ ਸੁਣੇ ਹਨ ਪਰ
ਪਛਾਣਦਾ ਨਹੀ, ਤਾਂ ਫਿਰ ਕਿਸਨ ਅਵਤਾਰ ਏਨੇ ਵਿਸਤਾਰ ਨਾਲ ਲਿਖ ਕਿਵੇਂ ਰਿਹਾ ਹੈ? ਇਸ਼ਟ ਦਾ ਸਰੂਪ ਕਵੀ ਸ਼ਯਾਮ ਬਿਆਨ ਕਰਦਿਆਂ ਲਿਖਦਾ ਹੈ, ਹੇ ਮਹਾਕਾਲ! ਤੂੰ ਹੀ ਸਾਡਾ ਰਖਵਾਲਾ
ਹੈਂ, ਹੇ ਮਹਾ ਲੋਹ! ਮੈ ਤੇਰਾ ਸੇਵਕ ਹਾਂ, ਮੇਰੀ ਲਿਵ ਤੇਰੇ ਚਰਨਾਂ ਵਿੱਚ ਲਗੀ ਹੋਈ ਹੈ। ਮੈਨੂੰ ਆਪਣਾ ਸਮਝ ਮੇਰੀ ਰਖਿਆ ਕਰ, ਮੇਰੀ ਬਾਂਹ ਫੜ ਤੇ ਅਪਣੇ ਬਿਰਦ ਦੀ ਲਾਜ ਰਖ। … ਸਭ ਤੋਂ
ਪਹਿਲਾਂ ਮੈ ਦੇਵੀ ਭਗਵਤੀ ਦਾ ਧਿਆਨ ਧਰਦਾ ਹਾਂ ਅਤੇ ਫਿਰ ਕਈ ਤਰਾਂ ਦੀ ਕਵਿਤਾ ਲਿਖਦਾ ਹਾਂ। ਜਿਤਨੀ ਕੁ ਮੇਰੀ ਅਕਲ ਹੈ ਉਸੇ ਅਨੁਸਾਰ ਕਿਸਨ ਚਰਿਤ੍ਰ ਉਚਾਰਦਾ ਹਾਂ। ਜੇ ਕਿਤੇ
ਕੋਈ ਭੁਲ ਜਾਂ ਗਲਤੀ ਹੋ ਜਾਵੇ ਤਾਂ, ਹੇ ਪਾਠਕ! ਆਪੇ ਹੀ ਸੁਧਾਰ ਲਈਂ। (ਕਵੀ ਕਬੂਲ ਕਰਦਾ ਹੈ ਕਿ ਉਹ ਭੁਲਣਹਾਰ ਹੈ ਪਰ ਗੁਰੂ ਸਾਹਿਬ ਭੁਲਣਹਾਰ ਨਹੀ) ਇਹ ਬਚਿਤ੍ਰ ਨਾਟਕ ਗ੍ਰੰਥ
‘ਅਭੁਲ ਗੁਰੂ ਸਾਹਿਬ’ ਦੀ ਰਚਨਾ ਨਹੀ।
ਪੰਨਾ 354:-॥ 758॥ ਦੋਹਰਾ॥ ਮਹਾ ਰੁਦ੍ਰ ਅਰੁ ਚੰਡ ਕੇ ਚਲੇ ਪੂਜਬੇ ਕਾਜ॥ ਜਸੁਧਾ ਤ੍ਰੀਯਾ ਬਲਭਦ੍ਰ ਅਉ ਸੰਗਿ ਲੀਏ ਬ੍ਰਿਜਰਾਜ॥ 759॥ ਕਿਸਨ, ਬਲਰਾਮ, ਯਸ਼ੋਦਾ ਸਾਰੇ ਚੰਡੀ-ਪੂਜਕ
ਬਣਾ ਦਿਤੇ ਹਨ ਕਵੀ ਸ਼ਯਾਮ ਨੇ! (ਬਚਿਤ੍ਰ ਨਾਟਕ ਗ੍ਰੰਥੇ ਕ੍ਰਿਸਨਾਅਵਤਾਰ ਚੰਡੀ ਪੂਜ ਧਿਆਇ)
ਪੰਨਾ 386:- ਦੋਹਰਾ॥ ਖੜਗਪਾਨ (ਮਹਾਕਾਲ) ਕੀ ਕ੍ਰਿਪਾ ਤੇ ਪੋਥੀ ਰਚੀ ਬਿਚਾਰ॥ ਭੂਲ ਹੋਇ ਜਹਂ ਤਹਂ ਸੁ ਕਬਿ ਪੜੀਅਹੁ ਸਭੈ ਸੁਧਾਰ॥ (ਨੋਟ: ਕਵੀ ਭੁਲਣਹਾਰ ਹੈ, ਪਾਠਕ ਆਪ ਹੀ ਸੁਧਾਰ
ਕਰ ਲਏ, ਲਿਖਾਰੀ ਕਵਿ ਨੂੰ ਕੋਈ ਇਤਰਾਜ਼ ਨਹੀ)।
(ਇਤਿ ਸ੍ਰੀ ਦਸਮ ਸਿਕੰਧ ਪੁਰਾਣੇ ਬਚਿਤ੍ਰ ਨਾਟਕ ਗ੍ਰੰਥੇ ਕ੍ਰਿਸ਼ਨਾਵਤਾਰ ਗੋਪੀ ਊਧਵ ਸੰਬਾਦੇ. .)
ਪੰਨਾ 495:-॥ ਸਵੈਯਾ॥ ਹੇ ਰਵਿ ਹੇ ਸਸਿ ਹੇ ਕਰੁਨਾਨਿਧ ਮੇਰੀ ਅਬੈ ਬਿਨਤੀ ਸੁਨਿ ਲੀਜੈ॥ ਅਉਰ ਨ ਮਾਂਗਤ ਹਉ ਤੁਮ ਤੇ ਕਛੁ ਚਾਹਤ ਹਉ ਵਿਤ ਮੈ ਸੋਈ ਕੀਜੈ॥ ਸਸਤ੍ਰਨ ਸਿਉ ਅਤਿ ਹੀ
ਰਨ ਭੀਤਰ ਜੂਝ ਮਰੋ ਕਹਿ ਸਾਚ ਪਤੀਜੈ॥ ਸੰਤ ਸਹਾਇ ਸਦਾ ‘ਜਗ ਮਾਇ’ ਕ੍ਰਿਪਾ ਕਰ ਸਯਾਮ ਇਹੈ ਬਰੁ ਦੀਜੈ॥ 1900॥ (…ਕ੍ਰਿਸਨਾਵਤਾਰੇ. . ਜਰਾਸਿੰਧ. .) ਸਯਾਮ ਕਵਿ ਜਗਮਾਤਾ
(ਦੁਰਗਾ) ਤੋਂ ਵਰ ਮੰਗ ਰਿਹਾ ਹੈ।
(ਪੰਨਾ 401, 409, 459, 497 ਤੇ ਸਿਖ ਅਤੇ ਮੁਸਲਮਾਨੀ ਨਾਂ ਦਵਾਪਰ ਯੁਗ ਵਿਚ? ਕਾਲਜਮਨ ਦੈਂਤ ਫ਼ਾਰਸੀ ਬੋਲਦਾ?॥ 1917॥ ਸਪਸ਼ਟ ਹੈ ਕਿ ਲਿਖਾਰੀ ਕਵੀ ਸ਼ਯਾਮ ਫ਼ਾਰਸੀ ਵੀ ਚੰਗੀ
ਜਾਣਦਾ ਹੈ ਤਾਂ ਹੀ ਫ਼ਾਰਸੀ ਵਿੱਚ ਤ੍ਰਿਯਾ ਚਰਿਤ੍ਰ ‘ਹਿਕਾਇਤਾਂ’ ਇਸ ਨੇ ਰਚੇ ਹਨ)
ਪੰਨਾ 515:- ਜਾਦਵ ਅਉਰ ਸਭੈ ਹਰਖੈ ਅਰ ਬਾਜਤ ਭੀ ਪੁਰ ਬੀਚ ਬਧਾਈ॥ ਅਉਰ ਕਹੈ ਕਬਿ ਸਯਾਮ ‘ਸਿਵਾ’ ਸੁ ਸਭੈ ‘ਜਗਮਾਇ’ ਸਹੀ ਠਹਰਾਈ॥ 2061॥ …